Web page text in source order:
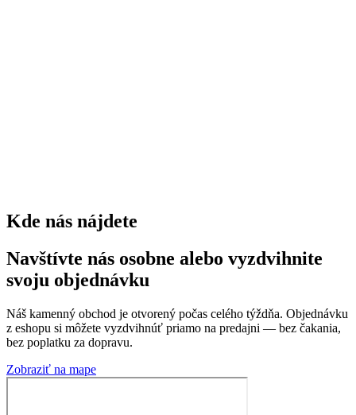
Kde nás nájdete
Navštívte nás osobne alebo vyzdvihnite
svoju objednávku
Náš kamenný obchod je otvorený počas celého týždňa. Objednávku
z eshopu si môžete vyzdvihnúť priamo na predajni — bez čakania,
bez poplatku za dopravu.
Zobraziť na mape